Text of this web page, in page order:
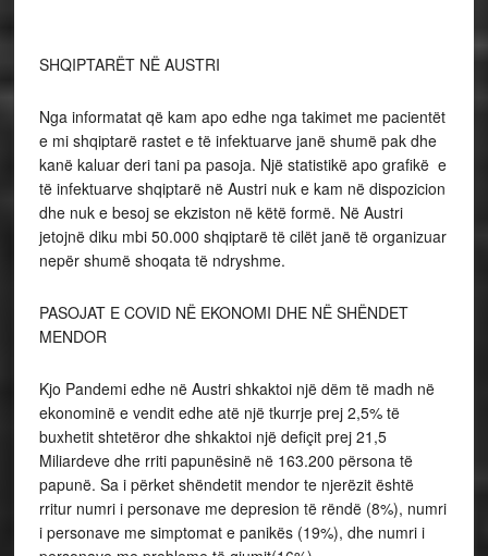
SHQIPTARËT NË AUSTRI
Nga informatat që kam apo edhe nga takimet me pacientët
e mi shqiptarë rastet e të infektuarve janë shumë pak dhe
kanë kaluar deri tani pa pasoja. Një statistikë apo grafikë e
të infektuarve shqiptarë në Austri nuk e kam në dispozicion
dhe nuk e besoj se ekziston në këtë formë. Në Austri
jetojnë diku mbi 50.000 shqiptarë të cilët janë të organizuar
nepër shumë shoqata të ndryshme.
PASOJAT E COVID NË EKONOMI DHE NË SHËNDET
MENDOR
Kjo Pandemi edhe në Austri shkaktoi një dëm të madh në
ekonominë e vendit edhe atë një tkurrje prej 2,5% të
buxhetit shtetëror dhe shkaktoi një defiçit prej 21,5
Miliardeve dhe rriti papunësinë në 163.200 përsona të
papunë. Sa i përket shëndetit mendor te njerëzit është
rritur numri i personave me depresion të rëndë (8%), numri
i personave me simptomat e panikës (19%), dhe numri i